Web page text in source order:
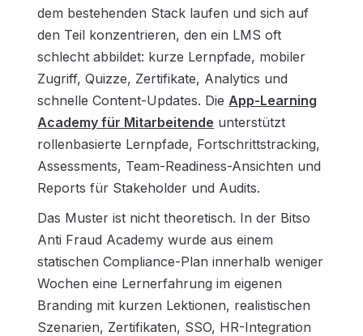
dem bestehenden Stack laufen und sich auf
den Teil konzentrieren, den ein LMS oft
schlecht abbildet: kurze Lernpfade, mobiler
Zugriff, Quizze, Zertifikate, Analytics und
schnelle Content-Updates. Die App-Learning
Academy für Mitarbeitende unterstützt
rollenbasierte Lernpfade, Fortschrittstracking,
Assessments, Team-Readiness-Ansichten und
Reports für Stakeholder und Audits.
Das Muster ist nicht theoretisch. In der Bitso
Anti Fraud Academy wurde aus einem
statischen Compliance-Plan innerhalb weniger
Wochen eine Lernerfahrung im eigenen
Branding mit kurzen Lektionen, realistischen
Szenarien, Zertifikaten, SSO, HR-Integration